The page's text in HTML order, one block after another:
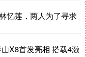
忆莲，两人为了寻求
X8首发亮相 搭载4激